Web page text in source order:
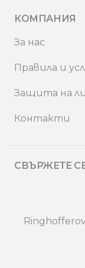
КОМПАНИЯ
За нас
Правила и
Защита на
Контакти
СВЪРЖЕТЕ